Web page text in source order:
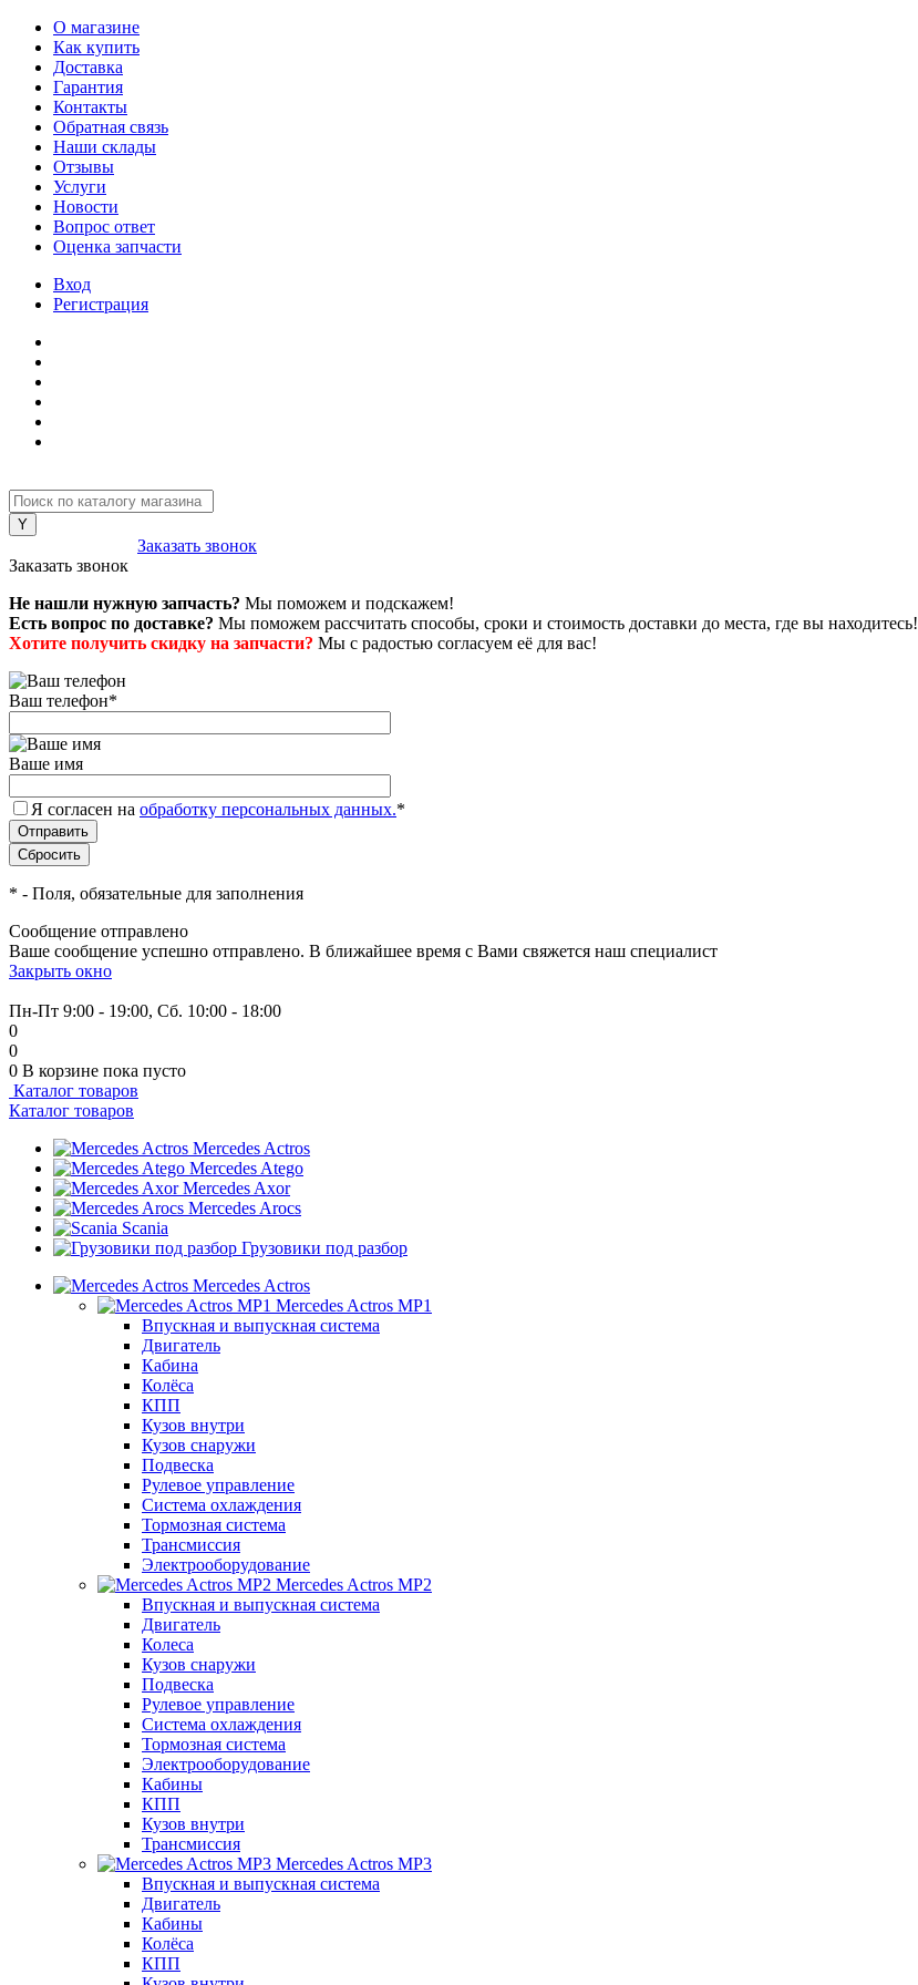
О магазине
Как купить
Доставка
Гарантия
Контакты
Обратная связь
Наши склады
Отзывы
Услуги
Новости
Вопрос ответ
Оценка запчасти
Вход
Регистрация
Заказать звонок
Заказать звонок
Не нашли нужную запчасть? Мы поможем и подскажем!
Есть вопрос по доставке? Мы поможем рассчитать способы, сроки и стоимость доставки до места, где вы находитесь!
Хотите получить скидку на запчасти? Мы с радостью согласуем её для вас!
Ваш телефон*
Ваше имя
Я согласен на обработку персональных данных.*
* - Поля, обязательные для заполнения
Сообщение отправлено
Ваше сообщение успешно отправлено. В ближайшее время с Вами свяжется наш специалист
Закрыть окно
Пн-Пт 9:00 - 19:00, Сб. 10:00 - 18:00
0
0
0 В корзине пока пусто
Каталог товаров
Каталог товаров
Mercedes Actros
Mercedes Atego
Mercedes Axor
Mercedes Arocs
Scania
Грузовики под разбор
Mercedes Actros
Mercedes Actros MP1
Впускная и выпускная система
Двигатель
Кабина
Колёса
КПП
Кузов внутри
Кузов снаружи
Подвеска
Рулевое управление
Система охлаждения
Тормозная система
Трансмиссия
Электрооборудование
Mercedes Actros MP2
Впускная и выпускная система
Двигатель
Колеса
Кузов снаружи
Подвеска
Рулевое управление
Система охлаждения
Тормозная система
Электрооборудование
Кабины
КПП
Кузов внутри
Трансмиссия
Mercedes Actros MP3
Впускная и выпускная система
Двигатель
Кабины
Колёса
КПП